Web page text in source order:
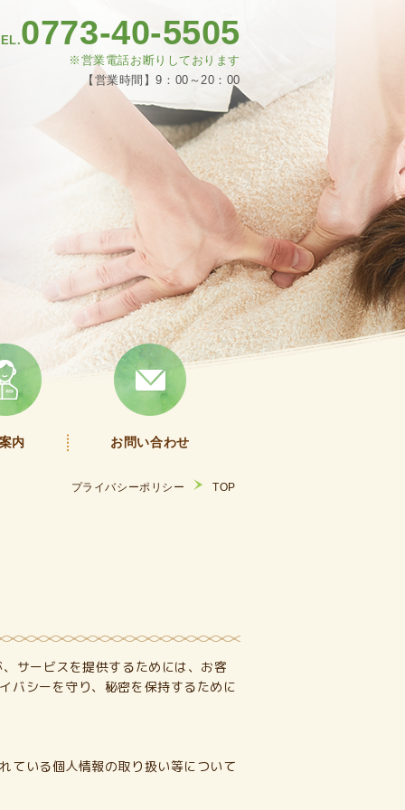
0773-40-5505
※営業電話お断りしております
【営業時間】9：00～20：00
内 お問い合わせ
TOP
プライバシーポリシー
サービスを提供するためには、お客
バシーを守り、秘密を保持するために
ている個人情報の取り扱い等について